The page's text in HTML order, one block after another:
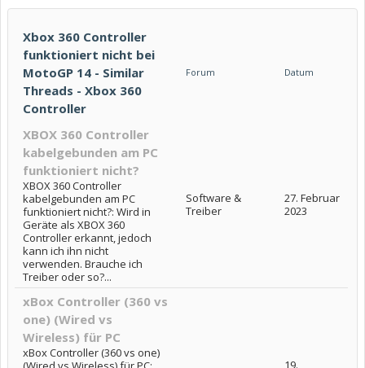
Xbox 360 Controller
funktioniert nicht bei
MotoGP 14 - Similar
Threads - Xbox 360
Controller
Forum Datum
XBOX 360 Controller
kabelgebunden am PC
funktioniert nicht?
XBOX 360 Controller
kabelgebunden am PC
funktioniert nicht?: Wird in
Geräte als XBOX 360
Controller erkannt, jedoch
kann ich ihn nicht
verwenden. Brauche ich
Treiber oder so?...
Software &
Treiber
27. Februar
2023
xBox Controller (360 vs
one) (Wired vs
Wireless) für PC
xBox Controller (360 vs one)
19.